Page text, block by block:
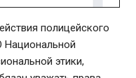
полицейского
Национальной
этики,